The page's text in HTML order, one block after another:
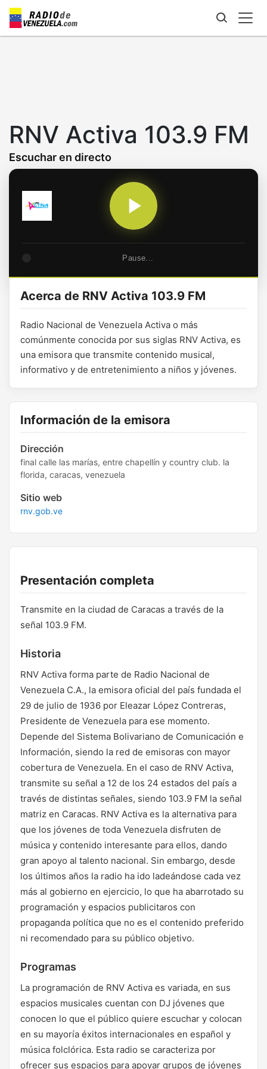
Skip
main
RNV Activa 103.9 FM
Escuchar en directo
Pause...
Acerca de RNV Activa 103.9 FM
Radio Nacional de Venezuela Activa o más
comúnmente conocida por sus siglas RNV Activa, es
una emisora que transmite contenido musical,
informativo y de entretenimiento a niños y jóvenes.
Información de la emisora
Dirección
final calle las marías, entre chapellín y country club. la
florida, caracas, venezuela
Sitio web
rnv.gob.ve
Presentación completa
Transmite en la ciudad de Caracas a través de la
señal 103.9 FM.
Historia
RNV Activa forma parte de Radio Nacional de
Venezuela C.A., la emisora oficial del país fundada el
29 de julio de 1936 por Eleazar López Contreras,
Presidente de Venezuela para ese momento.
Depende del Sistema Bolivariano de Comunicación e
Información, siendo la red de emisoras con mayor
cobertura de Venezuela. En el caso de RNV Activa,
transmite su señal a 12 de los 24 estados del país a
través de distintas señales, siendo 103.9 FM la señal
matriz en Caracas. RNV Activa es la alternativa para
que los jóvenes de toda Venezuela disfruten de
música y contenido interesante para ellos, dando
gran apoyo al talento nacional. Sin embargo, desde
los últimos años la radio ha ido ladeándose cada vez
más al gobierno en ejercicio, lo que ha abarrotado su
programación y espacios publicitaros con
propaganda política que no es el contenido preferido
ni recomendado para su público objetivo.
Programas
La programación de RNV Activa es variada, en sus
espacios musicales cuentan con DJ jóvenes que
conocen lo que el público quiere escuchar y colocan
en su mayoría éxitos internacionales en español y
música folclórica. Esta radio se caracteriza por
ofrecer sus espacios para apoyar grupos de jóvenes